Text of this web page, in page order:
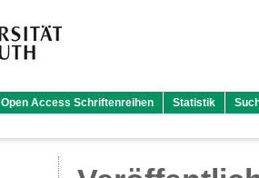
Open Access Schriftenreihen Statistik